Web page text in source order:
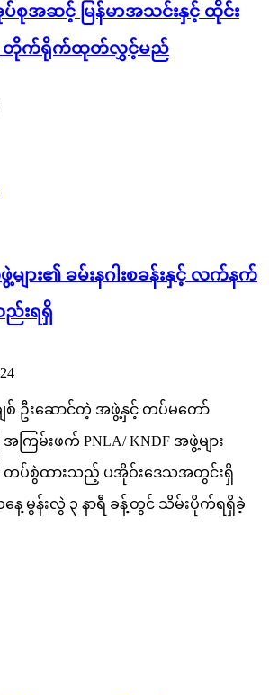
ပ်စုအဆင့် မြန်မာအသင်းနှင့် ထိုင်း
တိုက်ရိုက်ထုတ်လွှင့်မည်
များ၏ ခမ်းနဂါးစခန်းနှင့် လက်နက်
ည်းရရှိ
ျစ် ဦးဆောင်တဲ့ အဖွဲ့နှင့် တပ်မတော်
ကြမ်းဖက် PNLA/ KNDF အဖွဲ့များ
တပ်စွဲထားသည့် ပအိုဝ်းဒေသအတွင်းရှိ
ယနေ့ မွန်းလွဲ ၃ နာရီ ခန့်တွင် သိမ်းပိုက်ရရှိခဲ့